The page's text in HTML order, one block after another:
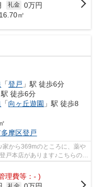
礼金 0万円
㎡
「登戸 」駅 徒歩6分
駅 徒歩6分
「向ヶ丘遊園 」駅 徒歩8
多摩区登戸
家から369mのところに、薬や
戸本店があります♪こちらの物
理費等：- )